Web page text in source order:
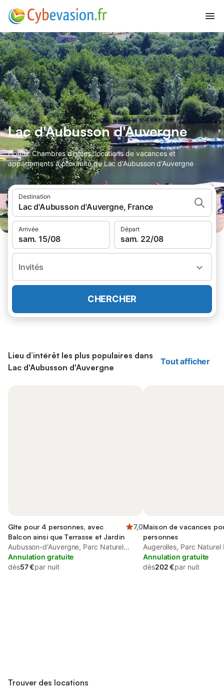
Lac d'Aubusson d'Auvergne
Hotels, Chambres d'hôtes, locations de vacances et
appartements à proximité du Lac d'Aubusson d'Auvergne
Destination
Lac d'Aubusson d'Auvergne, France
Arrivée
sam. 15/08
Départ
sam. 22/08
Invités
CHERCHER
Lieu d’intérêt les plus populaires dans
Lac d'Aubusson d'Auvergne
Tout afficher
Gîte pour 4 personnes, avec
Balcon ainsi que Terrasse et Jardin
7,0
Aubusson-d'Auvergne, Parc Naturel
Régional Livradois-Forez
Annulation gratuite
dès57 €par nuit
Maison de vacances
personnes
Augerolles, Parc Naturel
Livradois-Forez
Annulation gratuite
dès202 €par nuit
Trouver des locations